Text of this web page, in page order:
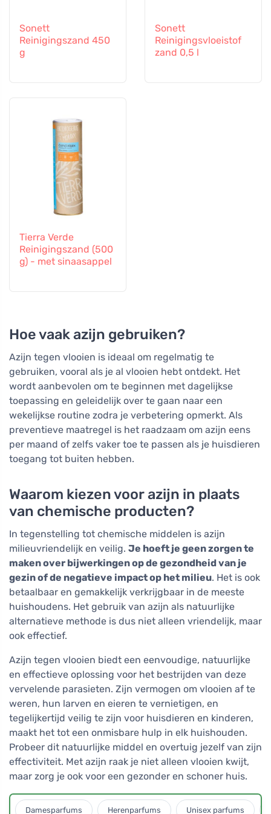
Sonett
Reinigingszand 450
g
Sonett
Reinigingsvloeistof
zand 0,5 l
Tierra Verde
Reinigingszand (500
g) - met sinaasappel
Hoe vaak azijn gebruiken?
Azijn tegen vlooien is ideaal om regelmatig te
gebruiken, vooral als je al vlooien hebt ontdekt. Het
wordt aanbevolen om te beginnen met dagelijkse
toepassing en geleidelijk over te gaan naar een
wekelijkse routine zodra je verbetering opmerkt. Als
preventieve maatregel is het raadzaam om azijn eens
per maand of zelfs vaker toe te passen als je huisdieren
toegang tot buiten hebben.
Waarom kiezen voor azijn in plaats
van chemische producten?
In tegenstelling tot chemische middelen is azijn
milieuvriendelijk en veilig. Je hoeft je geen zorgen te
maken over bijwerkingen op de gezondheid van je
gezin of de negatieve impact op het milieu. Het is ook
betaalbaar en gemakkelijk verkrijgbaar in de meeste
huishoudens. Het gebruik van azijn als natuurlijke
alternatieve methode is dus niet alleen vriendelijk, maar
ook effectief.
Azijn tegen vlooien biedt een eenvoudige, natuurlijke
en effectieve oplossing voor het bestrijden van deze
vervelende parasieten. Zijn vermogen om vlooien af te
weren, hun larven en eieren te vernietigen, en
tegelijkertijd veilig te zijn voor huisdieren en kinderen,
maakt het tot een onmisbare hulp in elk huishouden.
Probeer dit natuurlijke middel en overtuig jezelf van zijn
effectiviteit. Met azijn raak je niet alleen vlooien kwijt,
maar zorg je ook voor een gezonder en schoner huis.
Damesparfums Herenparfums Unisex parfums